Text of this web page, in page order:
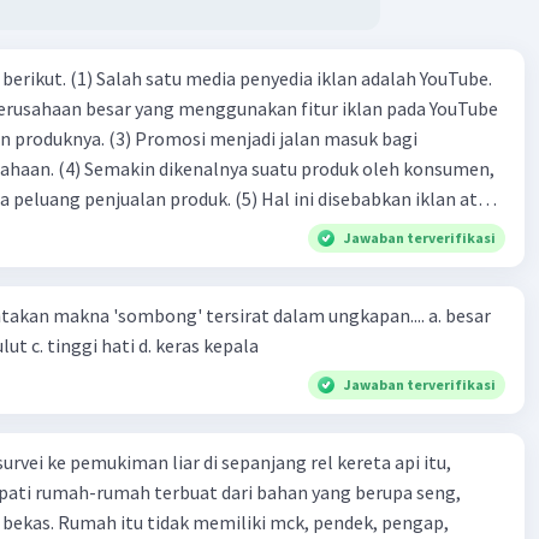
iklan adalah YouTube.
besar yang menggunakan fitur iklan pada YouTube
menjadi jalan masuk bagi
oleh konsumen,
produk. (5) Hal ini disebabkan iklan atau
cara untuk mengenalkan produk perusahaan kepada
(2)
Jawaban terverifikasi
makna 'sombong' tersirat dalam ungkapan.... a. besar
kepala b. besar mulut c. tinggi hati d. keras kepala
Jawaban terverifikasi
ke pemukiman liar di sepanjang rel kereta api itu,
rumah-rumah terbuat dari bahan yang berupa seng,
bekas. Rumah itu tidak memiliki mck, pendek, pengap,